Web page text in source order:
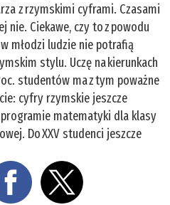
z rzymskimi cyframi. Czasami
nie. Ciekawe, czy to z powodu
młodzi ludzie nie potrafią
stylu. Uczę na kierunkach
studentów ma z tym poważne
cyfry rzymskie jeszcze
matematyki dla klasy
Do XXV studenci jeszcze